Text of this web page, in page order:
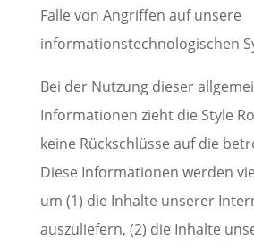
Falle von Angriffen auf unsere
informationstechnologischen
Bei der Nutzung dieser
Informationen zieht die Style
keine Rückschlüsse auf die
Diese Informationen werden
um (1) die Inhalte unserer
auszuliefern, (2) die Inhalte